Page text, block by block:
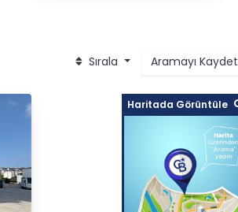
Sırala Aramayı Kaydet
Haritada Görüntüle